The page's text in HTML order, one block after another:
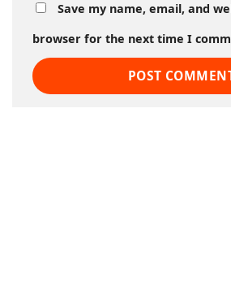
Save my name, email, and
browser for the next time I